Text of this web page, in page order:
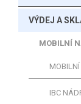
VÝDEJ A
MOBILNÍ
IBC